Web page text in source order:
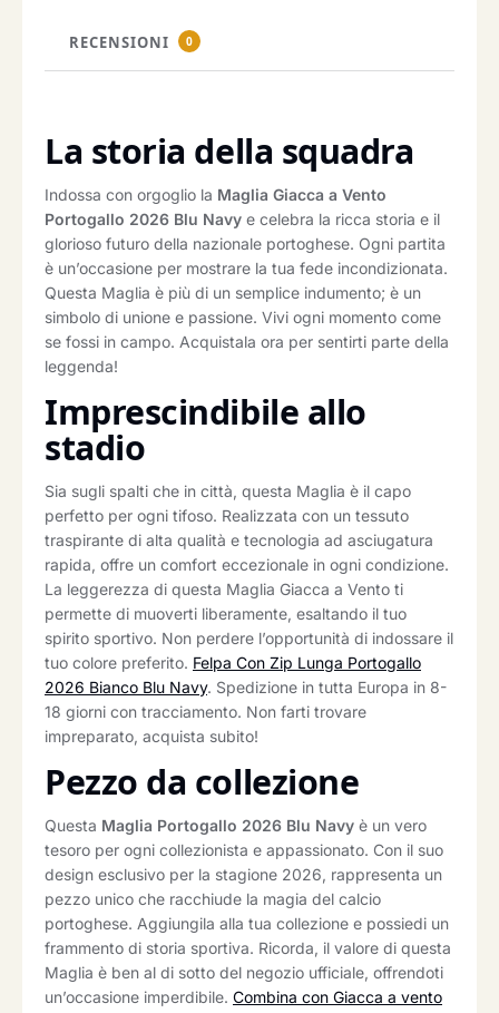
RECENSIONI 0
La storia della squadra
Indossa con orgoglio la Maglia Giacca a Vento
Portogallo 2026 Blu Navy e celebra la ricca storia e il
glorioso futuro della nazionale portoghese. Ogni partita
è un’occasione per mostrare la tua fede incondizionata.
Questa Maglia è più di un semplice indumento; è un
simbolo di unione e passione. Vivi ogni momento come
se fossi in campo. Acquistala ora per sentirti parte della
leggenda!
Imprescindibile allo
stadio
Sia sugli spalti che in città, questa Maglia è il capo
perfetto per ogni tifoso. Realizzata con un tessuto
traspirante di alta qualità e tecnologia ad asciugatura
rapida, offre un comfort eccezionale in ogni condizione.
La leggerezza di questa Maglia Giacca a Vento ti
permette di muoverti liberamente, esaltando il tuo
spirito sportivo. Non perdere l’opportunità di indossare il
tuo colore preferito. Felpa Con Zip Lunga Portogallo
2026 Bianco Blu Navy. Spedizione in tutta Europa in 8-
18 giorni con tracciamento. Non farti trovare
impreparato, acquista subito!
Pezzo da collezione
Questa Maglia Portogallo 2026 Blu Navy è un vero
tesoro per ogni collezionista e appassionato. Con il suo
design esclusivo per la stagione 2026, rappresenta un
pezzo unico che racchiude la magia del calcio
portoghese. Aggiungila alla tua collezione e possiedi un
frammento di storia sportiva. Ricorda, il valore di questa
Maglia è ben al di sotto del negozio ufficiale, offrendoti
un’occasione imperdibile. Combina con Giacca a vento